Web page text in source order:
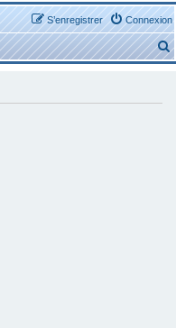
Connexion
S’enregistrer
e